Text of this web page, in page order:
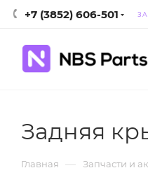
+7 (3852) 606-501
Задняя
Главная — Запчасти и